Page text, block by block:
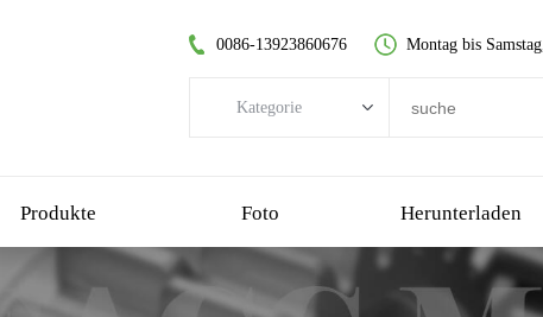
0086-13923860676 Montag bis
Kategorie
Stirnradgetriebemotor
Produkte Foto Herunterladen